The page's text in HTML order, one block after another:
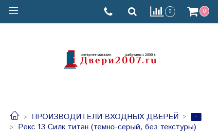
0 0
ПРОИЗВОДИТЕЛИ ВХОДНЫХ ДВЕРЕЙ
-
Рекс 13 Cилк титан (темно-серый, без текстуры)